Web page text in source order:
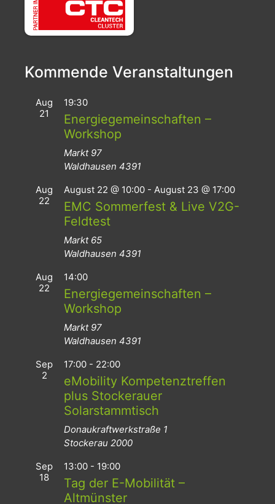
Kommende Veranstaltungen
Aug
21
19:30
Energiegemeinschaften –
Workshop
Markt 97
Waldhausen 4391
Aug
22
August 22 @ 10:00 - August 23 @ 17:00
EMC Sommerfest & Live V2G-
Feldtest
Markt 65
Waldhausen 4391
Aug
22
14:00
Energiegemeinschaften –
Workshop
Markt 97
Waldhausen 4391
Sep
2
17:00 - 22:00
eMobility Kompetenztreffen
plus Stockerauer
Solarstammtisch
Donaukraftwerkstraße 1
Stockerau 2000
Sep
18
13:00 - 19:00
Tag der E-Mobilität –
Altmünster